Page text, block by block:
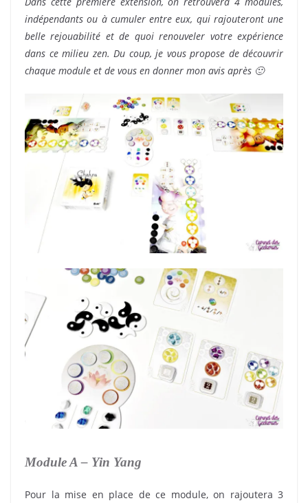
indépendants ou à cumuler entre eux, qui rajouteront une
belle rejouabilité et de quoi renouveler votre expérience
dans ce milieu zen. Du coup, je vous propose de découvrir
chaque module et de vous en donner mon avis après 🙂
Module A – Yin Yang
Pour la mise en place de ce module, on rajoutera 3